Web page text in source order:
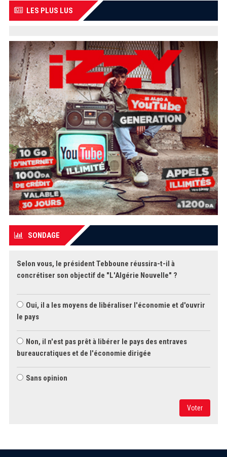
LES PLUS LUS
SONDAGE
Selon vous, le président Tebboune réussira-t-il à
concrétiser son objectif de "L'Algérie Nouvelle" ?
Oui, il a les moyens de libéraliser l'économie et d'ouvrir
le pays
Non, il n'est pas prêt à libérer le pays des entraves
bureaucratiques et de l'économie dirigée
Sans opinion
Voter